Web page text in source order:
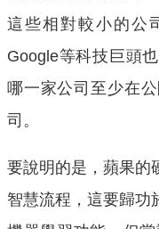
這些相對較小的公
Google等科技巨頭
哪一家公司至少在
司。
要說明的是，蘋果的
智慧流程，這要歸功